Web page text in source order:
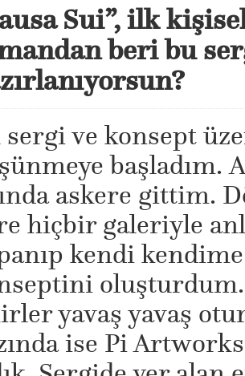
Sui”, ilk
beri bu
sergi ve konsept
başladım.
askere gittim.
hiçbir galeriyle
kendi
oluşturdum.
yavaş yavaş
ise Pi